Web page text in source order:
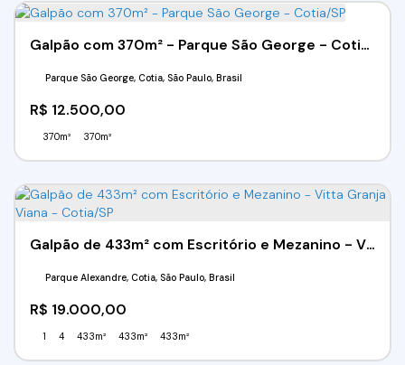
Galpão com 370m² - Parque São George - Cotia/SP
R$ 12.500,00
Parque São George, Cotia, São Paulo, Brasil
370m² 370m²
Galpão de 433m² com Escritório e Mezanino - Vitta Granja Viana - Cotia/SP
R$ 19.000,00
Parque Alexandre, Cotia, São Paulo, Brasil
1 4 433m² 433m² 433m²